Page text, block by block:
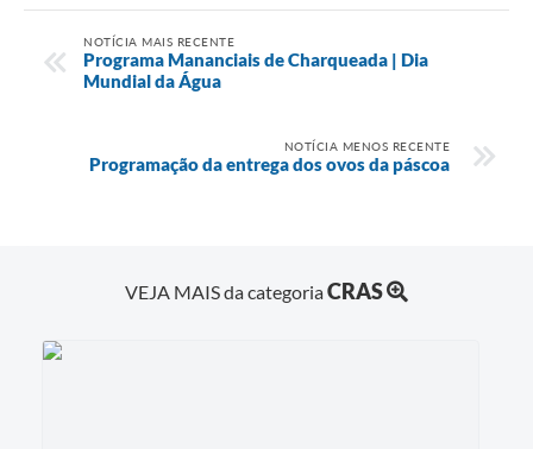
NOTÍCIA MAIS RECENTE
Programa Mananciais de Charqueada | Dia
Mundial da Água
NOTÍCIA MENOS RECENTE
Programação da entrega dos ovos da páscoa
VEJA MAIS da categoriaCRAS